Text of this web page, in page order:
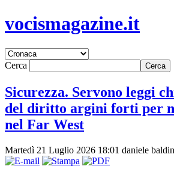
vocismagazine.it
Cerca
Sicurezza. Servono leggi
del diritto argini forti per
nel Far West
Martedì 21 Luglio 2026 18:01 daniele